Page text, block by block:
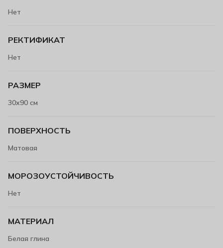
Нет
РЕКТИФИКАТ
Нет
РАЗМЕР
30х90 см
ПОВЕРХНОСТЬ
Матовая
МОРОЗОУСТОЙЧИВОСТЬ
Нет
МАТЕРИАЛ
Белая глина